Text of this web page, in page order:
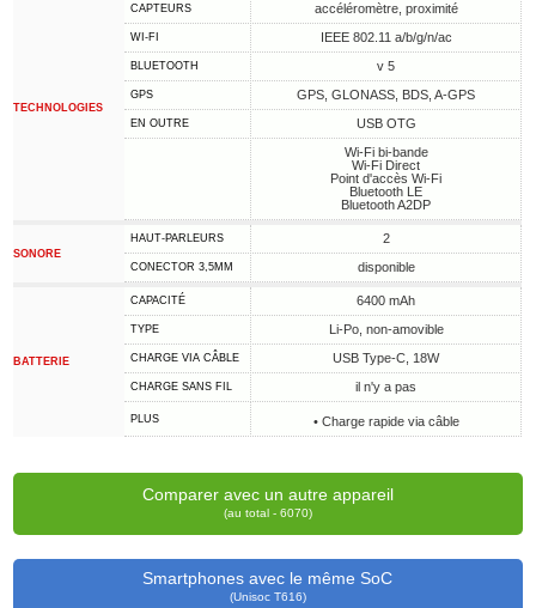
TECHNOLOGIES
CAPTEURS accéléromètre, proximité
WI-FI IEEE 802.11 a/b/g/n/ac
BLUETOOTH v 5
GPS GPS, GLONASS, BDS, A-GPS
EN OUTRE
USB OTG
Wi-Fi bi-bande
Wi-Fi Direct
Point d'accès Wi-Fi
Bluetooth LE
Bluetooth A2DP
SONORE
HAUT-PARLEURS 2
CONECTOR 3,5MM disponible
BATTERIE
CAPACITÉ 6400 mAh
TYPE Li-Po, non-amovible
CHARGE VIA CÂBLE USB Type-C, 18W
CHARGE SANS FIL il n'y a pas
PLUS • Charge rapide via câble
Comparer avec un autre appareil
(au total - 6070)
Smartphones avec le même SoC
(Unisoc T616)